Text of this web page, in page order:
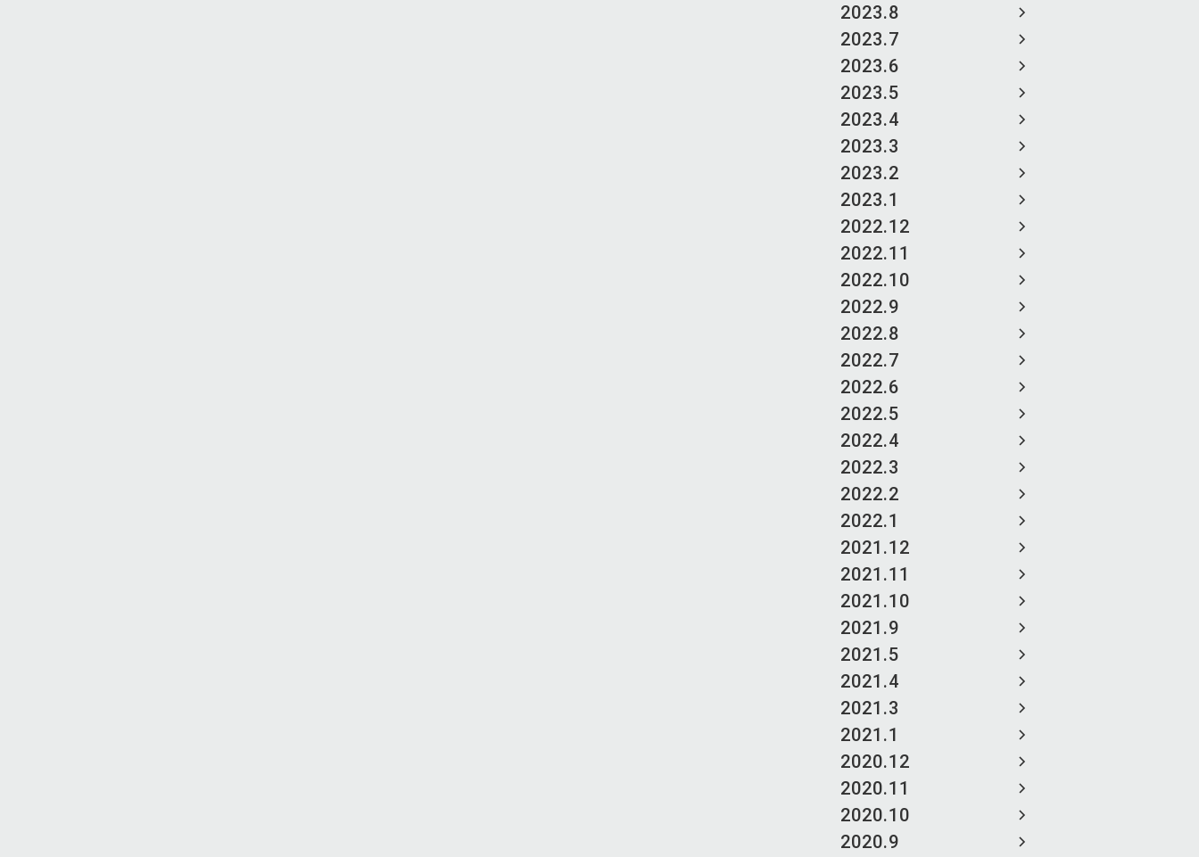
2023.8
2023.7
2023.6
2023.5
2023.4
2023.3
2023.2
2023.1
2022.12
2022.11
2022.10
2022.9
2022.8
2022.7
2022.6
2022.5
2022.4
2022.3
2022.2
2022.1
2021.12
2021.11
2021.10
2021.9
2021.5
2021.4
2021.3
2021.1
2020.12
2020.11
2020.10
2020.9